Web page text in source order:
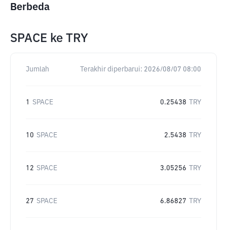
Berbeda
SPACE ke TRY
Jumlah Terakhir diperbarui: 2026/08/07 08:00
1 SPACE 0.25438 TRY
10 SPACE 2.5438 TRY
12 SPACE 3.05256 TRY
27 SPACE 6.86827 TRY